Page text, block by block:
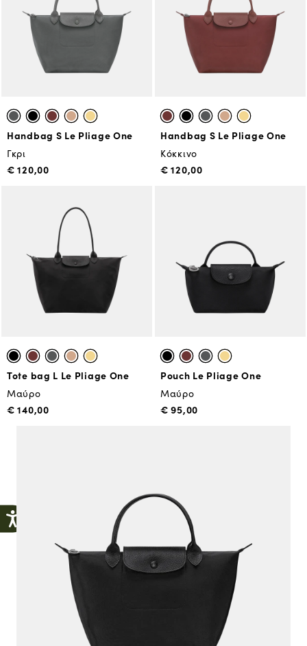
Handbag S Le Pliage One
Γκρι
€ 120,00
Handbag S Le Pliage One
Κόκκινο
€ 120,00
Tote bag L Le Pliage One
Μαύρο
€ 140,00
Pouch Le Pliage One
Μαύρο
€ 95,00